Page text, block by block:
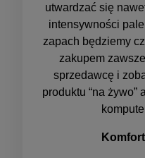
utwardzać się
intensywności
zapach będziemy
zakupem
sprzedawcę i
produktu “na żywo”